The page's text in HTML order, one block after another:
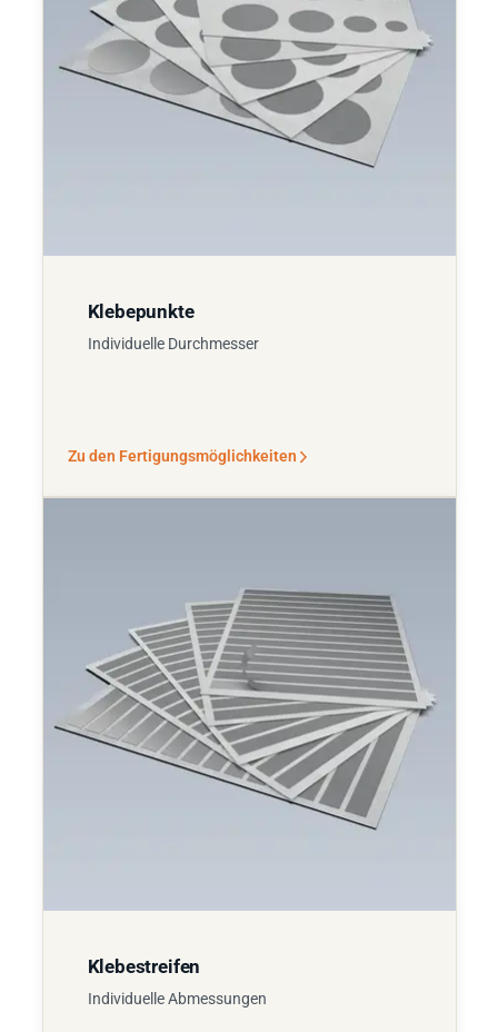
Klebepunkte
Individuelle Durchmesser
Zu den Fertigungsmöglichkeiten
Klebestreifen
Individuelle Abmessungen